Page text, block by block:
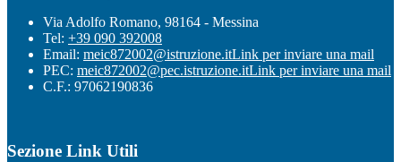
Via Adolfo Romano, 98164 - Messina
Tel: +39 090 392008
Email: meic872002@istruzione.itLink per inviare una mail
PEC: meic872002@pec.istruzione.itLink per inviare una mail
C.F.: 97062190836
Sezione Link Utili